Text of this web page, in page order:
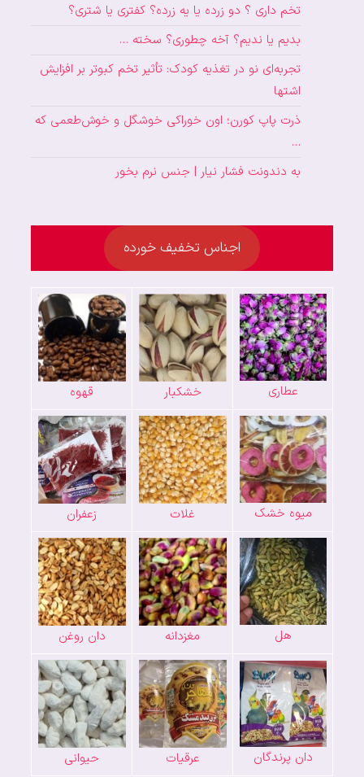
تخم داری ؟ دو زرده یا یه زرده؟ کفتری یا شتری؟
بدیم یا ندیم؟ آخه چطوری؟ سخته …
تجربه‌ای نو در تغذیه کودک: تأثیر تخم کبوتر بر افزایش
اشتها
ذرت پاپ کورن؛ اون خوراکی خوشگل و خوش‌طعمی که
…
به دندونت فشار نیار | جنس نرم بخور
اجناس تخفیف خورده
عطاری خشکبار قهوه
میوه خشک غلات زعفران
هل مغزدانه دان روغن
دان پرندگان عرقیات حیوانی